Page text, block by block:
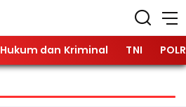
Hukum dan Kriminal TNI